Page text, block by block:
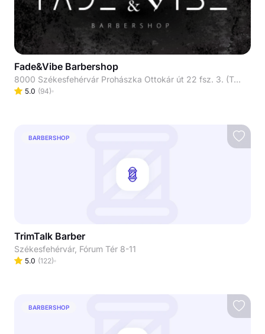
Fade&Vibe Barbershop
8000 Székesfehérvár Prohászka Ottokár út 22 fsz. 3. (Telefon fülke mellett)
5.0 (94)
BARBERSHOP
TrimTalk Barber
Székesfehérvár, Fórum Tér 8-11
5.0 (122)
BARBERSHOP